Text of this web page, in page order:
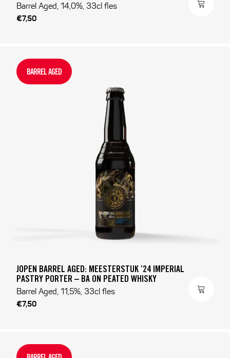
Barrel Aged, 14,0%, 33cl fles
€7,50
BARREL AGED
JOPEN BARREL AGED: MEESTERSTUK ’24 IMPERIAL
PASTRY PORTER – BA ON PEATED WHISKY
Barrel Aged, 11,5%, 33cl fles
€7,50